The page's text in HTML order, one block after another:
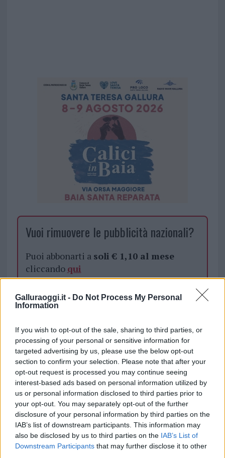
Galluraoggi.it - Do Not Process My Personal
Information
If you wish to opt-out of the sale, sharing to third parties, or
processing of your personal or sensitive information for
targeted advertising by us, please use the below opt-out
section to confirm your selection. Please note that after your
opt-out request is processed you may continue seeing
interest-based ads based on personal information utilized by
us or personal information disclosed to third parties prior to
your opt-out. You may separately opt-out of the further
disclosure of your personal information by third parties on the
IAB’s list of downstream participants. This information may
also be disclosed by us to third parties on the IAB’s List of
Downstream Participants that may further disclose it to other
Vuoi rimuovere le pubblicità nazionali?
Puoi abbonarti a soli € 1,10 al mese
cliccando qui
Sei già abbonato?
sezioneLogindal menù del sito o
cliccandoqui
TEMI: Giovanna Maria Deiana
Lutto Olbia
Notizie Olbia
Notizie in tempo reale?
Entra nel canale telegram di
GalluraOggi.it